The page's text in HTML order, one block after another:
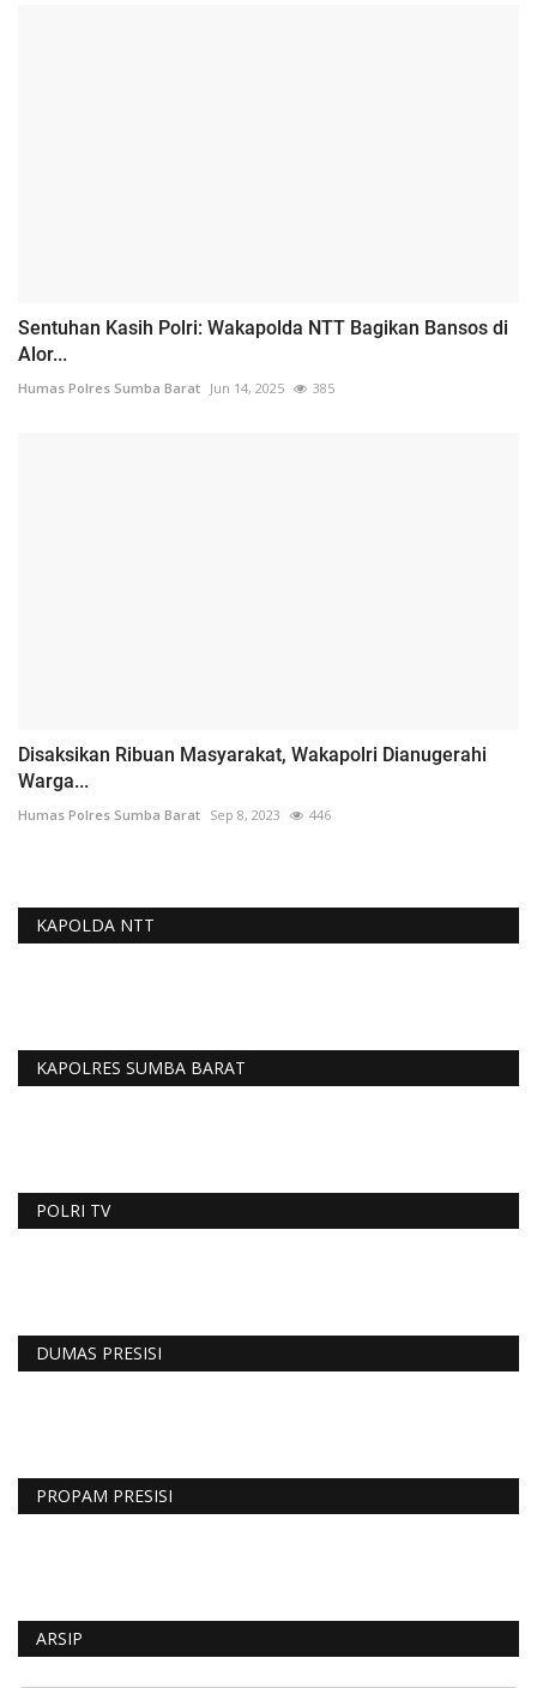
Sentuhan Kasih Polri: Wakapolda NTT Bagikan Bansos di
Alor...
Humas Polres Sumba Barat Jun 14, 2025 385
Disaksikan Ribuan Masyarakat, Wakapolri Dianugerahi
Warga...
Humas Polres Sumba Barat Sep 8, 2023 446
KAPOLDA NTT
KAPOLRES SUMBA BARAT
POLRI TV
DUMAS PRESISI
PROPAM PRESISI
ARSIP